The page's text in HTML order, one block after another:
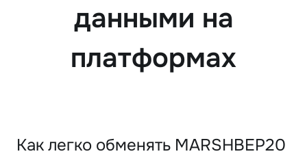
данными на
платформах
Как легко обменять MARSHBEP20